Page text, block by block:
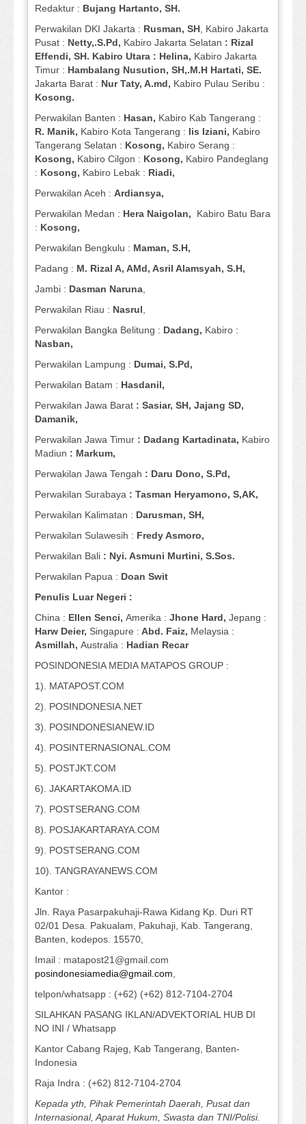
Redaktur : Bujang Hartanto, SH.
Perwakilan DKI Jakarta : Rusman, SH, Kabiro Jakarta
Pusat : Netty,.S.Pd, Kabiro Jakarta Selatan : Rizal
Effendi, SH. Kabiro Utara : Helina, Kabiro Jakarta
Timur : Hambalang Nusution, SH,.M.H Hartati, SE.
Jakarta Barat : Nur Taty, A.md, Kabiro Pulau Seribu :
Kosong.
Perwakilan Banten : Hasan, Kabiro Kab Tangerang :
R. Manik, Kabiro Kota Tangerang : Iis Iziani, Kabiro
Tangerang Selatan : Kosong, Kabiro Serang :
Kosong, Kabiro Cilgon : Kosong, Kabiro Pandeglang
: Kosong, Kabiro Lebak : Riadi,
Perwakilan Aceh : Ardiansya,
Perwakilan Medan : Hera Naigolan, Kabiro Batu Bara
: Kosong,
Perwakilan Bengkulu : Maman, S.H,
Padang : M. Rizal A, AMd, Asril Alamsyah, S.H,
Jambi : Dasman Naruna,
Perwakilan Riau : Nasrul,
Perwakilan Bangka Belitung : Dadang, Kabiro :
Nasban,
Perwakilan Lampung : Dumai, S.Pd,
Perwakilan Batam : Hasdanil,
Perwakilan Jawa Barat : Sasiar, SH, Jajang SD,
Damanik,
Perwakilan Jawa Timur : Dadang Kartadinata, Kabiro
Madiun : Markum,
Perwakilan Jawa Tengah : Daru Dono, S.Pd,
Perwakilan Surabaya : Tasman Heryamono, S,AK,
Perwakilan Kalimatan : Darusman, SH,
Perwakilan Sulawesih : Fredy Asmoro,
Perwakilan Bali : Nyi. Asmuni Murtini, S.Sos.
Perwakilan Papua : Doan Swit
Penulis Luar Negeri :
China : Ellen Senci, Amerika : Jhone Hard, Jepang :
Harw Deier, Singapure : Abd. Faiz, Melaysia :
Asmillah, Australia : Hadian Recar
POSINDONESIA MEDIA MATAPOS GROUP :
1). MATAPOST.COM
2). POSINDONESIA.NET
3). POSINDONESIANEW.ID
4). POSINTERNASIONAL.COM
5). POSTJKT.COM
6). JAKARTAKOMA.ID
7). POSTSERANG.COM
8). POSJAKARTARAYA.COM
9). POSTSERANG.COM
10). TANGRAYANEWS.COM
Kantor :
Jln. Raya Pasarpakuhaji-Rawa Kidang Kp. Duri RT
02/01 Desa. Pakualam, Pakuhaji, Kab. Tangerang,
Banten, kodepos. 15570,
Imail : matapost21@gmail.com
posindonesiamedia@gmail.com,
telpon/whatsapp : (+62) (+62) 812-7104-2704
SILAHKAN PASANG IKLAN/ADVEKTORIAL HUB DI
NO INI / Whatsapp
Kantor Cabang Rajeg, Kab Tangerang, Banten-
Indonesia
Raja Indra : (+62) 812-7104-2704
Kepada yth, Pihak Pemerintah Daerah, Pusat dan
Internasional, Aparat Hukum, Swasta dan TNI/Polisi.